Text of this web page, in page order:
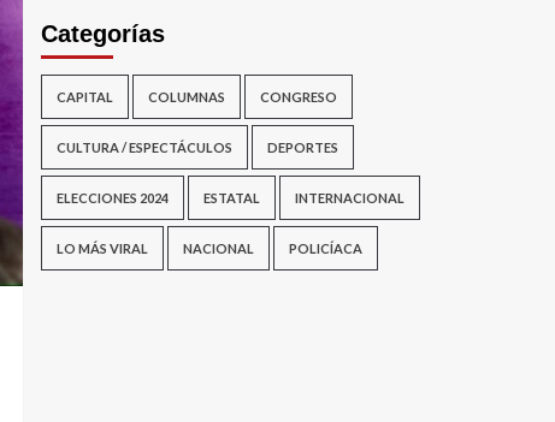
Categorías
CAPITAL COLUMNAS CONGRESO
CULTURA / ESPECTÁCULOS DEPORTES
ELECCIONES 2024 ESTATAL INTERNACIONAL
LO MÁS VIRAL NACIONAL POLICÍACA